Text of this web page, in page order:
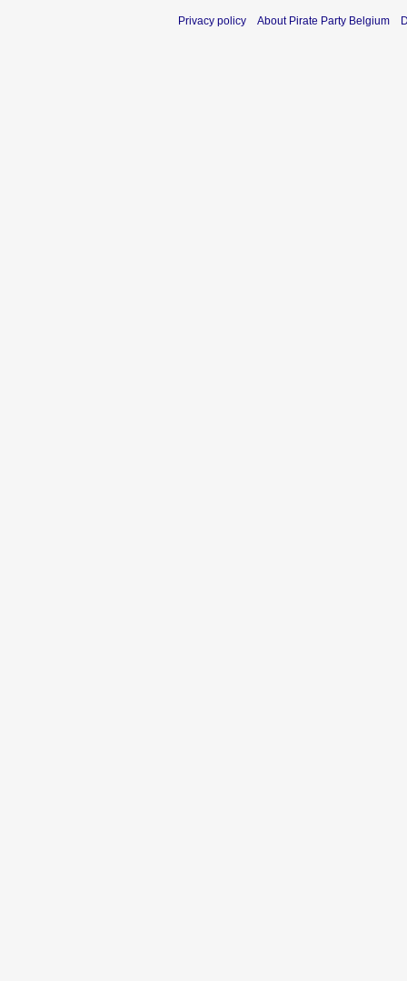
Privacy policy About Pirate Party Belgium